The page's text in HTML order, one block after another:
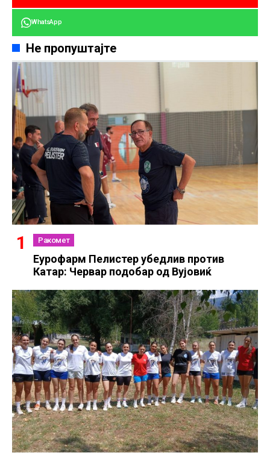
WhatsApp
Не пропуштајте
Ракомет
Еурофарм Пелистер убедлив против
Катар: Червар подобар од Вујовиќ